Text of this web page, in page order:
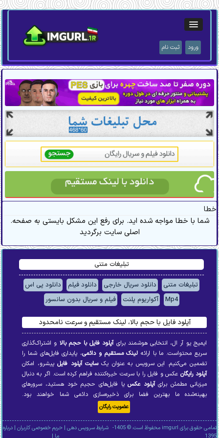
ورود ثبت نام
خطا
.شما با خطا مواجه شده اید. برای رفع این مشکل بایستی به صفحه
اصلی سایت برگردید
تبلیغات متنی
تبلیغات متنی دانلود سریال خارجی دانلود فیلم
دانلود پی اس
Mp4
آکواریوم پلنت فیلم و سریال بدون سانسور
آپلود فایل با حجم بالا، لینک مستقیم و سرعت نامحدود
ایمیج یو آر ال، انتخابی هوشمند برایآپلود فایل با حجم بالا و اشتراک‌گذاری
سریع محتواست. ما با ارائه لینک مستقیم و دائمی، پایداری فایل‌های شما را
تضمین می‌کنیم. این سرویس به عنوان یکسایت آپلود فایلپیشرو، امکان
آپلود رایگانعکس و فایل را با سرعت خیره‌کننده فراهم کرده است. اگر به دنبال
میزبانی مطمئن برایآپلود عکسیا فایل‌های حجیم خود هستید، سرورهای
بهینه‌شده ما بهترین فضا برای ذخیره‌سازی دائمی شما خواهند بود.
عضویت رایگان
تمامی حقوق برای imgurl محفوظ است.© 1405- شرایط سرویس دهی |حریم خصوصی کاربران |درباره